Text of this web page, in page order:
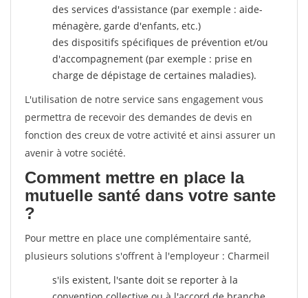
des services d'assistance (par exemple : aide-
ménagère, garde d'enfants, etc.)
des dispositifs spécifiques de prévention et/ou
d'accompagnement (par exemple : prise en
charge de dépistage de certaines maladies).
L'utilisation de notre service sans engagement vous
permettra de recevoir des demandes de devis en
fonction des creux de votre activité et ainsi assurer un
avenir à votre société.
Comment mettre en place la
mutuelle santé dans votre sante
?
Pour mettre en place une complémentaire santé,
plusieurs solutions s'offrent à l'employeur : Charmeil
s'ils existent, l'sante doit se reporter à la